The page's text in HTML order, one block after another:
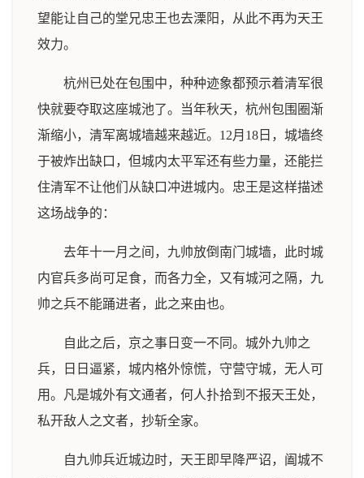
望能让自己的堂兄忠王也去溧阳，从此不再为天王
效力。
杭州已处在包围中，种种迹象都预示着清军很
快就要夺取这座城池了。当年秋天，杭州包围圈渐
渐缩小，清军离城墙越来越近。12月18日，城墙终
于被炸出缺口，但城内太平军还有些力量，还能拦
住清军不让他们从缺口冲进城内。忠王是这样描述
这场战争的：
去年十一月之间，九帅放倒南门城墙，此时城
内官兵多尚可足食，而各力全，又有城河之隔，九
帅之兵不能踊进者，此之来由也。
自此之后，京之事日变一不同。城外九帅之
兵，日日逼紧，城内格外惊慌，守营守城，无人可
用。凡是城外有文通者，何人扑拾到不报天王处，
私开敌人之文者，抄斩全家。
自九帅兵近城边时，天王即早降严诏，阖城不